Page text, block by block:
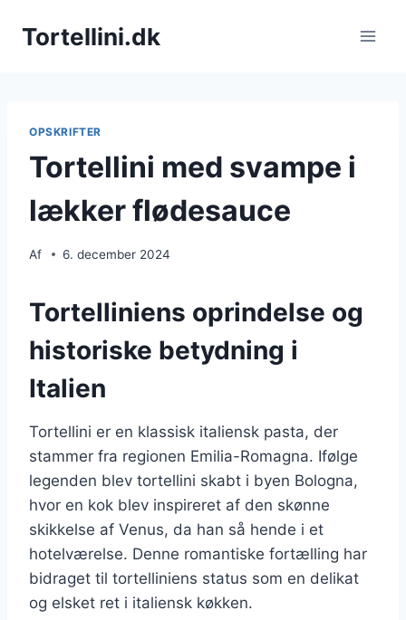
Tortellini.dk
OPSKRIFTER
Tortellini med svampe i
lækker flødesauce
Af 6. december 2024
Tortelliniens oprindelse og
historiske betydning i
Italien
Tortellini er en klassisk italiensk pasta, der
stammer fra regionen Emilia-Romagna. Ifølge
legenden blev tortellini skabt i byen Bologna,
hvor en kok blev inspireret af den skønne
skikkelse af Venus, da han så hende i et
hotelværelse. Denne romantiske fortælling har
bidraget til tortelliniens status som en delikat
og elsket ret i italiensk køkken.